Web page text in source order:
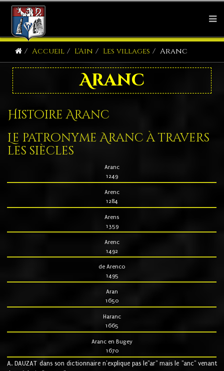
Accueil L'Ain Les villages Aranc
Aranc
Histoire Aranc
Le patronyme Aranc à travers
les siècles
Aranc
1249
Arenc
1284
Arens
1359
Arenc
1492
de Arenco
1495
Aran
1650
Haranc
1665
Aranc en Bugey
1670
A. DAUZAT dans son dictionnaire n'explique pas le"ar" mais le "anc" venant